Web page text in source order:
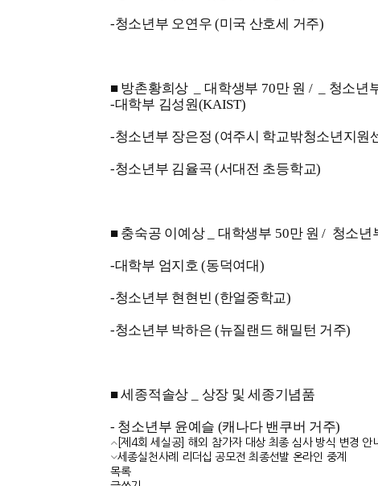
-청소년부 오연우 (미국 산호세 거주)
■ 방촌황희상 _대학생부 70만 원 / 청소년
-대학부 김성원(KAIST)
-청소년부 장은정 (여주시 학교밖청소년지원
-청소년부 김율곡 (서대전 초등학교)
■ 충숙공 이예상 대학생부 50만 원 / 청소년
-대학부 엄지호 (동덕여대)
-청소년부 현현빈 (한얼중학교)
-청소년부 박하은 (뉴질랜드 해밀턴 거주)
■ 세종적솔상 상장 및 세종기념품
- 청소년부 윤예슬 (캐나다 밴쿠버 거주)
[제4회 세실공] 해외 참가자 대상 최종 심사 방식 변경 안
세종실천사례 리더십 공모전 최종선발 온라인 중계
목록